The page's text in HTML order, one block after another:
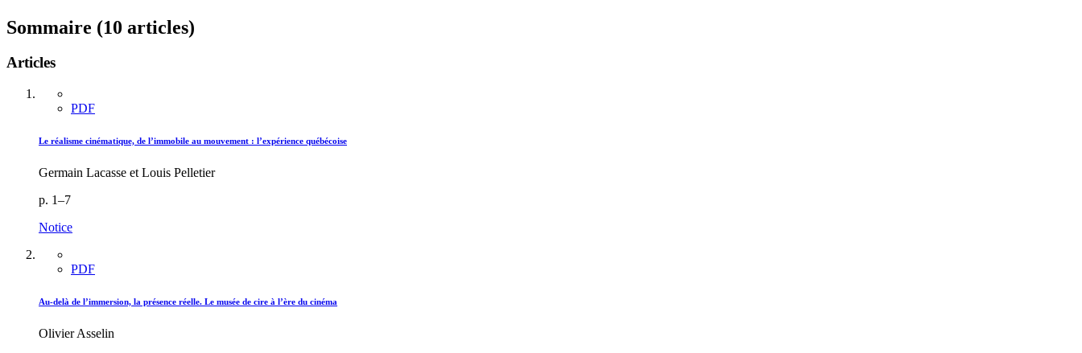
Sommaire (10 articles)
Articles
PDF
Le réalisme cinématique, de l’immobile au mouvement : l’expérience québécoise
Germain Lacasse et Louis Pelletier
p. 1–7
Notice
PDF
Au-delà de l’immersion, la présence réelle. Le musée de cire à l’ère du cinéma
Olivier Asselin